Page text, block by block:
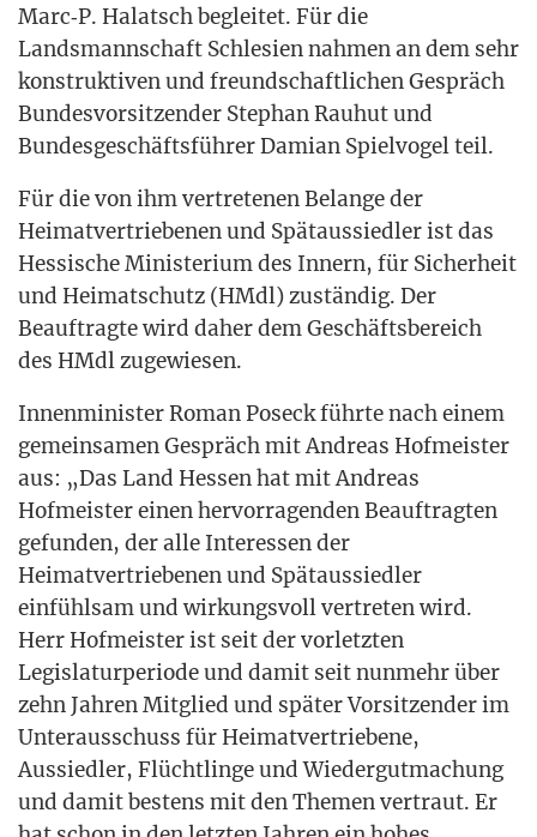
Marc‑P. Halatsch beglei­tet. Für die
Lands­mann­schaft Schle­si­en nah­men an dem sehr
kon­struk­ti­ven und freund­schaft­li­chen Gespräch
Bun­des­vor­sit­zen­der Ste­phan Rau­hut und
Bun­des­ge­schäfts­füh­rer Dami­an Spiel­vo­gel teil.
Für die von ihm ver­tre­te­nen Belan­ge der
Hei­mat­ver­trie­be­nen und Spät­aus­sied­ler ist das
Hes­si­sche Minis­te­ri­um des Innern, für Sicher­heit
und Hei­mat­schutz (HMdl) zustän­dig. Der
Beauf­trag­te wird daher dem Geschäfts­be­reich
des HMdl zugewiesen.
Innen­mi­nis­ter Roman Pos­eck führ­te nach einem
gemein­sa­men Gespräch mit Andre­as Hof­meis­ter
aus: „Das Land Hes­sen hat mit Andre­as
Hof­meis­ter einen her­vor­ra­gen­den Beauf­trag­ten
gefun­den, der alle Inter­es­sen der
Hei­mat­ver­trie­be­nen und Spät­aus­sied­ler
ein­fühl­sam und wir­kungs­voll ver­tre­ten wird.
Herr Hof­meis­ter ist seit der vor­letz­ten
Legis­la­tur­pe­ri­ode und damit seit nun­mehr über
zehn Jah­ren Mit­glied und spä­ter Vor­sit­zen­der im
Unter­aus­schuss für Hei­mat­ver­trie­be­ne,
Aus­sied­ler, Flücht­lin­ge und Wie­der­gut­ma­chung
und damit bes­tens mit den The­men ver­traut. Er